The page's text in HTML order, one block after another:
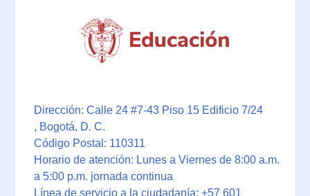
Dirección: Calle 24 #7-43 Piso 15 Edificio 7/24
, Bogotá, D. C.
Código Postal: 110311
Horario de atención: Lunes a Viernes de 8:00 a.m.
a 5:00 p.m. jornada continua
Línea de servicio a la ciudadanía: +57 601